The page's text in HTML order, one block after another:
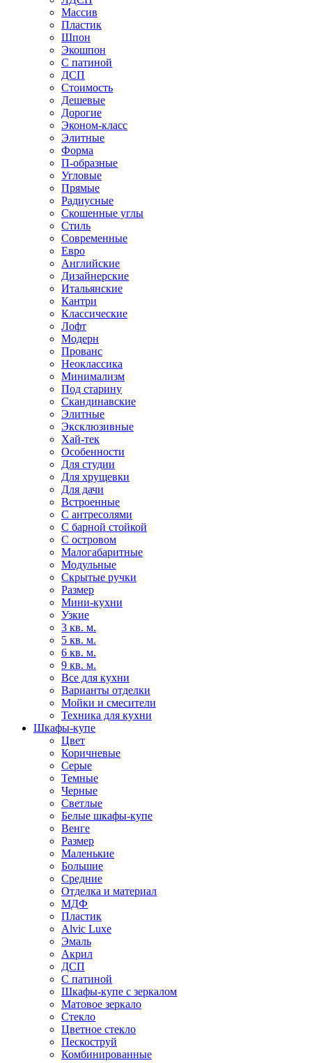
Массив
Пластик
Шпон
Экошпон
С патиной
ДСП
Стоимость
Дешевые
Дорогие
Эконом-класс
Элитные
Форма
П-образные
Угловые
Прямые
Радиусные
Скошенные углы
Стиль
Современные
Евро
Английские
Дизайнерские
Итальянские
Кантри
Классические
Лофт
Модерн
Прованс
Неоклассика
Минимализм
Под старину
Скандинавские
Элитные
Эксклюзивные
Хай-тек
Особенности
Для студии
Для хрущевки
Для дачи
Встроенные
С антресолями
С барной стойкой
С островом
Малогабаритные
Модульные
Скрытые ручки
Размер
Мини-кухни
Узкие
3 кв. м.
5 кв. м.
6 кв. м.
9 кв. м.
Все для кухни
Варианты отделки
Мойки и смесители
Техника для кухни
Шкафы-купе
Цвет
Коричневые
Серые
Темные
Черные
Светлые
Белые шкафы-купе
Венге
Размер
Маленькие
Большие
Средние
Отделка и материал
МДФ
Пластик
Alvic Luxe
Эмаль
Акрил
ДСП
С патиной
Шкафы-купе с зеркалом
Матовое зеркало
Стекло
Цветное стекло
Пескоструй
Комбинированные